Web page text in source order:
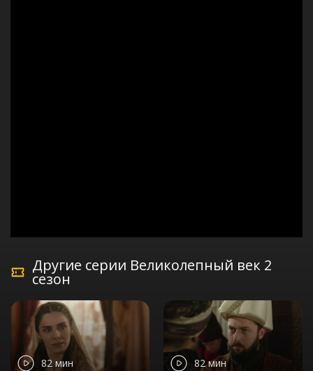
Другие серии Великолепный век 2
сезон
82 мин 82 мин